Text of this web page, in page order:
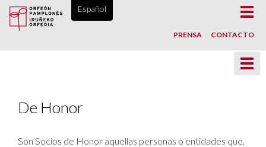
ORFEÓN PAMPLONÉS, DESDE 1865
Español
PRENSA CONTACTO
De Honor
Son Socios de Honor aquellas personas o entidades que,